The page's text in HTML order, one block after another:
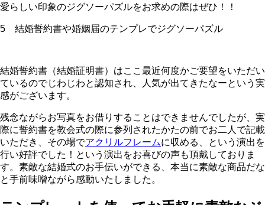
愛らしい印象のジグソーパズルをお求めの際はぜひ！！
5 結婚誓約書や婚姻届のテンプレでジグソーパズル
結婚誓約書（結婚証明書）はここ最近何度かご要望をいただい
ているのでじわじわと認知され、人気が出てきたなーという実
感がございます。
残念ながらお写真をお借りすることはできませんでしたが、実
際に誓約書を教会式の際に参列されたかたの前でお二人で記載
いただき、その場でアクリルフレームに収める、という演出を
行い好評でした！という演出をお喜びの声も頂戴しておりま
す。素敵な結婚式のお手伝いができる、本当に素敵な商品だな
と手前味噌ながら感動いたしました。